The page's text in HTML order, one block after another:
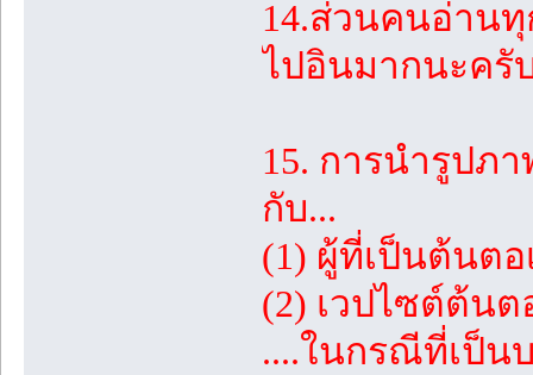
14.ส่วนคนอ่าน
ไปอินมากนะครั
15. การนำรูปภ
กับ...
(1) ผู้ที่เป็นต้นต
(2) เวปไซต์ต้นต
....ในกรณีที่เป็น